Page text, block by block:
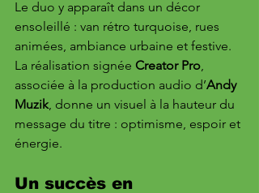
Le duo y apparaît dans un décor
ensoleillé : van rétro turquoise, rues
animées, ambiance urbaine et festive.
La réalisation signée Creator Pro
associée à la production audio d’Andy
Muzik , donne un visuel à la hauteur du
message du titre : optimisme, espoir et
énergie.
Un succès en